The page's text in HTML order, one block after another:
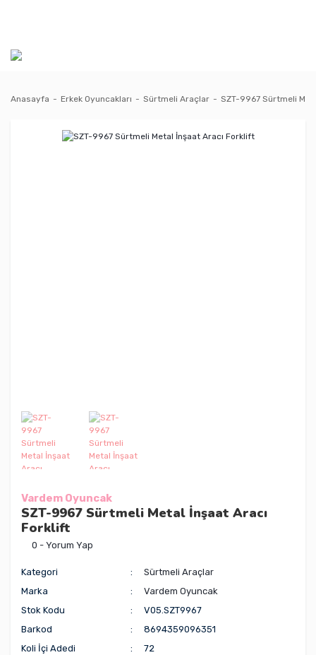
Anasayfa Erkek Oyuncakları Sürtmeli Araçlar SZT-9967 Sürtmeli
Vardem Oyuncak
SZT-9967 Sürtmeli Metal İnşaat Aracı
Forklift
0 - Yorum Yap
Kategori
Sürtmeli Araçlar
Marka
Vardem Oyuncak
Stok Kodu
V05.SZT9967
Barkod
8694359096351
Koli İçi Adedi
72